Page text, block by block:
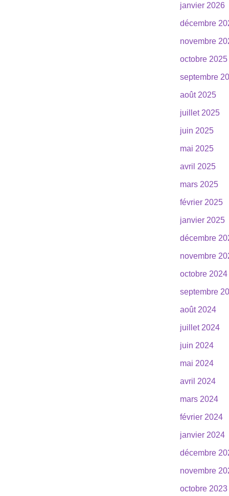
janvier 2026
décembre
novembre
octobre 2025
septembre
août 2025
juillet 2025
juin 2025
mai 2025
avril 2025
mars 2025
février 2025
janvier 2025
décembre
novembre
octobre 2024
septembre
août 2024
juillet 2024
juin 2024
mai 2024
avril 2024
mars 2024
février 2024
janvier 2024
décembre
novembre
octobre 2023